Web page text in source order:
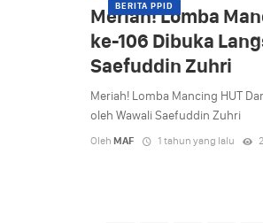
BERITA PPID
Meriah! Lomba
ke-106 Dibuka
Saefuddin Zuhri
Meriah! Lomba Mancing HUT
oleh Wawali Saefuddin Zuhri
Oleh MAF 1 tahun yang lalu